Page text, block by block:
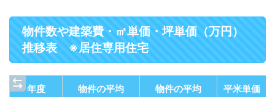
物件数や建築費・㎡単価・坪単価（万円）
推移表 ※居住専用住宅
年度
物件の平均
物件の平均
平米単価